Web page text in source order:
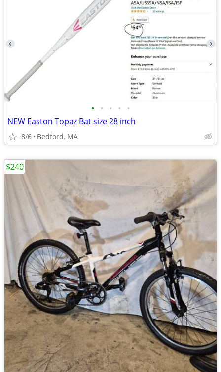
• • • • •
NEW Easton Topaz Bat size 28 inch
8/6 Bedford, MA
$240